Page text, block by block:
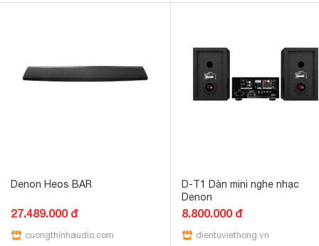
Denon Heos BAR
27.489.000 đ
cuongthinhaudio.com
D-T1 Dàn mini nghe nhạc
Denon
8.800.000 đ
dientuviethong.vn